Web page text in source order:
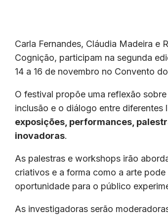
Carla Fernandes, Cláudia Madeira e
Cognição, participam na segunda
14 a 16 de novembro no Convento
O festival propõe uma reflexão
inclusão e o diálogo entre
exposições, performances,
inovadoras.
As palestras e workshops irão
criativos e a forma como a arte
oportunidade para o público
As investigadoras serão